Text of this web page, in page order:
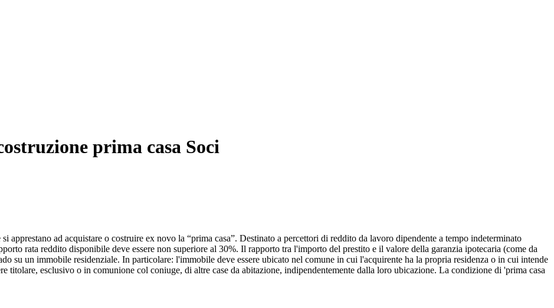
prima casa Soci
ad acquistare o costruire ex novo la “prima casa”. Destinato a percettori di reddito da lavoro dipendente a tempo indeterminato
rata reddito disponibile deve essere non superiore al 30%. Il rapporto tra l'importo del prestito e il valore della garanzia ipotecaria (come da
su un immobile residenziale. In particolare: l'immobile deve essere ubicato nel comune in cui l'acquirente ha la propria residenza o in cui intende
titolare, esclusivo o in comunione col coniuge, di altre case da abitazione, indipendentemente dalla loro ubicazione. La condizione di 'prima casa